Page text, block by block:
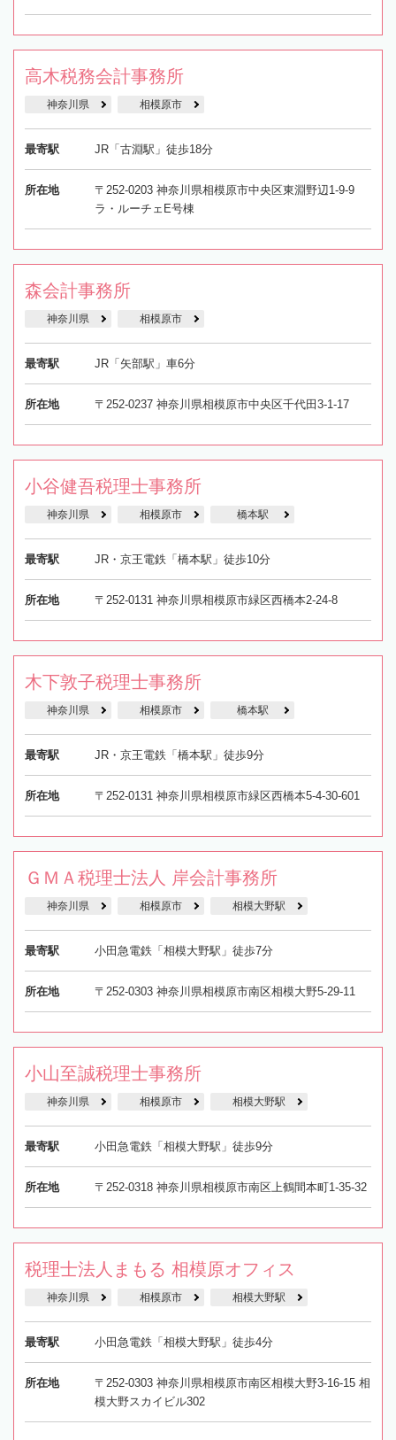
高木税務会計事務所
神奈川県 相模原市
最寄駅 JR「古淵駅」徒歩18分
所在地
〒252-0203 神奈川県相模原市中央区東淵野辺1-9-9
ラ・ルーチェE号棟
森会計事務所
神奈川県 相模原市
最寄駅 JR「矢部駅」車6分
所在地 〒252-0237 神奈川県相模原市中央区千代田3-1-17
小谷健吾税理士事務所
神奈川県 相模原市 橋本駅
最寄駅 JR・京王電鉄「橋本駅」徒歩10分
所在地 〒252-0131 神奈川県相模原市緑区西橋本2-24-8
木下敦子税理士事務所
神奈川県 相模原市 橋本駅
最寄駅 JR・京王電鉄「橋本駅」徒歩9分
所在地 〒252-0131 神奈川県相模原市緑区西橋本5-4-30-601
ＧＭＡ税理士法人 岸会計事務所
神奈川県 相模原市 相模大野駅
最寄駅 小田急電鉄「相模大野駅」徒歩7分
所在地 〒252-0303 神奈川県相模原市南区相模大野5-29-11
小山至誠税理士事務所
神奈川県 相模原市 相模大野駅
最寄駅 小田急電鉄「相模大野駅」徒歩9分
所在地 〒252-0318 神奈川県相模原市南区上鶴間本町1-35-32
税理士法人まもる 相模原オフィス
神奈川県 相模原市 相模大野駅
最寄駅 小田急電鉄「相模大野駅」徒歩4分
所在地
〒252-0303 神奈川県相模原市南区相模大野3-16-15 相
模大野スカイビル302